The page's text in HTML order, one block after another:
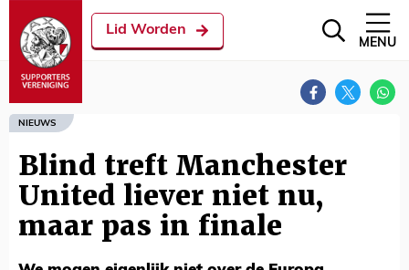
Lid Worden
MENU
NIEUWS
Blind treft Manchester
United liever niet nu,
maar pas in finale